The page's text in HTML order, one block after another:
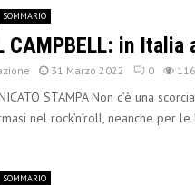
SOMMARIO
CAMPBELL: in Italia
31 Marzo 2022 0
STAMPA Non c’è una
nel rock’n’roll, neanche per
SOMMARIO